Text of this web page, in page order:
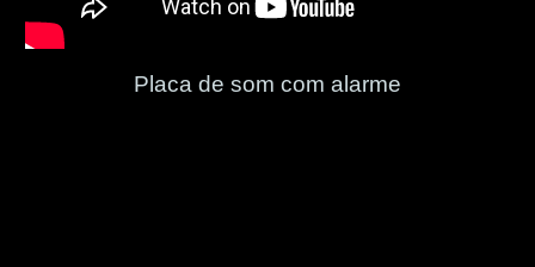
Placa de som com alarme